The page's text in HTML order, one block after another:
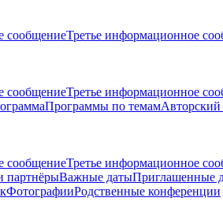
сообщениеТретье информационное
сообщениеТретье информационное
Программы по темамАвторский
сообщениеТретье информационное
партнёрыВажные датыПриглашенные
ФотографииРодственные конференции